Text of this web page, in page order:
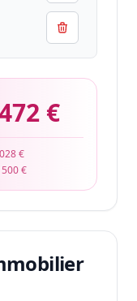
€
€
€